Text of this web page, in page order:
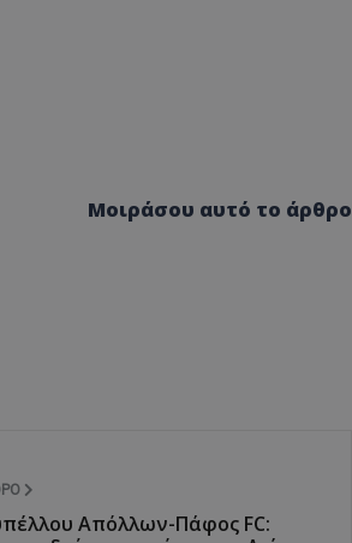
Μοιράσου αυτό το άρθρο
Απόλλων-Πάφος FC: